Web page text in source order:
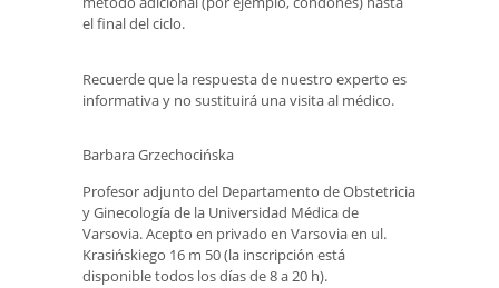
el final del ciclo.
Recuerde que la respuesta de nuestro experto es
informativa y no sustituirá una visita al médico.
Barbara Grzechocińska
Profesor adjunto del Departamento de Obstetricia
y Ginecología de la Universidad Médica de
Varsovia. Acepto en privado en Varsovia en ul.
Krasińskiego 16 m 50 (la inscripción está
disponible todos los días de 8 a 20 h).